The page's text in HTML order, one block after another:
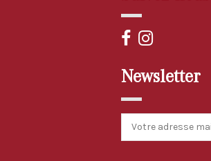
Newsletter